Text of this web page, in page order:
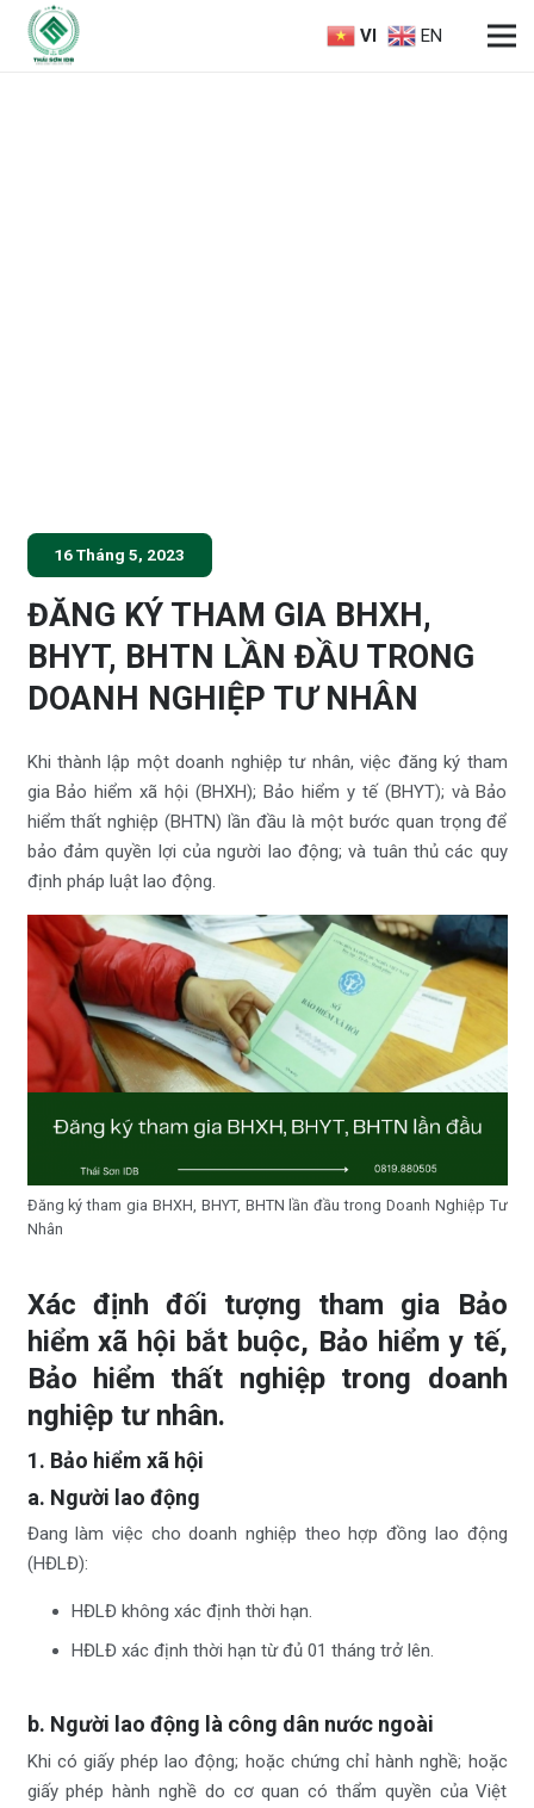
VI EN
16 Tháng 5, 2023
ĐĂNG KÝ THAM GIA BHXH,
BHYT, BHTN LẦN ĐẦU TRONG
DOANH NGHIỆP TƯ NHÂN
Khi thành lập một doanh nghiệp tư nhân, việc đăng ký tham
gia Bảo hiểm xã hội (BHXH); Bảo hiểm y tế (BHYT); và Bảo
hiểm thất nghiệp (BHTN) lần đầu là một bước quan trọng để
bảo đảm quyền lợi của người lao động; và tuân thủ các quy
định pháp luật lao động.
Đăng ký tham gia BHXH, BHYT, BHTN lần đầu trong Doanh Nghiệp Tư
Nhân
Xác định đối tượng tham gia Bảo
hiểm xã hội bắt buộc, Bảo hiểm y tế,
Bảo hiểm thất nghiệp trong doanh
nghiệp tư nhân.
1. Bảo hiểm xã hội
a. Người lao động
Đang làm việc cho doanh nghiệp theo hợp đồng lao động
(HĐLĐ):
HĐLĐ không xác định thời hạn.
HĐLĐ xác định thời hạn từ đủ 01 tháng trở lên.
b. Người lao động là công dân nước ngoài
Khi có giấy phép lao động; hoặc chứng chỉ hành nghề; hoặc
giấy phép hành nghề do cơ quan có thẩm quyền của Việt